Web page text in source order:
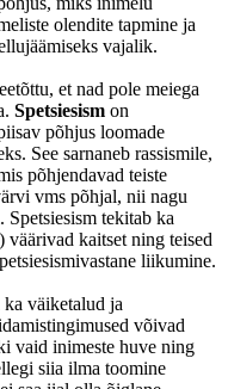
olendite tapmine ja
vajalik.
et nad pole meiega
Spetsiesism on
põhjus loomade
See sarnaneb rassismile,
põhjendavad teiste
vms põhjal, nii nagu
Spetsiesism tekitab ka
väärivad kaitset ning teised
liikumine.
väiketalud ja
võivad
vaid inimeste huve ning
siia ilma toomine